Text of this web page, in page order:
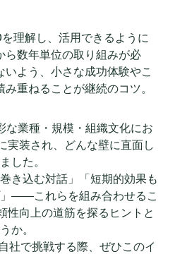
理解し、活用できるように
ら数年単位の取り組みが必
いよう、小さな成功体験やこ
重ねることが継続のコツ。
な業種・規模・組織文化にお
実装され、どんな壁に直面し
した。
き込む対話」「短期的効果も
――これらを組み合わせるこ
性向上の道筋を探るヒントと
か。
社で挑戦する際、ぜひこのイ